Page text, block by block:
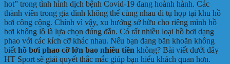
hot” trong tình hình dịch bệnh Covid-19 đang hoành hành. Các
thành viên trong gia đình không thể cùng nhau đi tụ họp tại khu hồ
bơi công cộng. Chính vì vậy, xu hướng sở hữu cho riêng mình hồ
bơi khổng lồ là lựa chọn đúng đắn. Có rất nhiều loại hồ bơi dạng
phao với các kích cỡ khác nhau. Nếu bạn đang băn khoăn không
biết hồ bơi phao cỡ lớn bao nhiêu tiền không? Bài viết dưới đây
HT Sport sẽ giải quyết thắc mắc giúp bạn hiểu khách quan hơn.